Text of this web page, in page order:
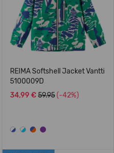
REIMA Softshell Jacket Vantti
5100009D
34,99 € 59.95 (-42%)